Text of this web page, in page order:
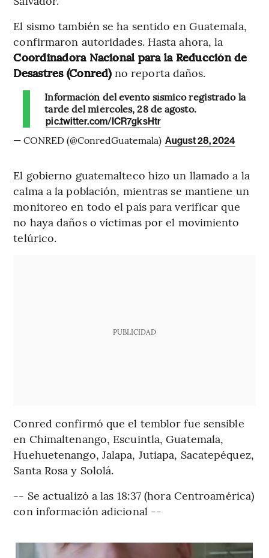
El sismo también se ha sentido en Guatemala,
confirmaron autoridades. Hasta ahora, la
Coordinadora Nacional para la Reducción de
Desastres (Conred)no reporta daños.
Información del evento sísmico registrado la
tarde del miércoles, 28 de agosto.
pic.twitter.com/ICR7gksHtr
— CONRED (@ConredGuatemala) August 28, 2024
El gobierno guatemalteco hizo un llamado a la
calma a la población, mientras se mantiene un
monitoreo en todo el país para verificar que
no haya daños o víctimas por el movimiento
telúrico.
PUBLICIDAD
Conred confirmó que el temblor fue sensible
en Chimaltenango, Escuintla, Guatemala,
Huehuetenango, Jalapa, Jutiapa, Sacatepéquez,
Santa Rosa y Sololá.
-- Se actualizó a las 18:37 (hora Centroamérica)
con información adicional --